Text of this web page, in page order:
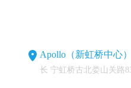
Apollo（新虹桥中心）
长 宁虹桥古北娄山关路